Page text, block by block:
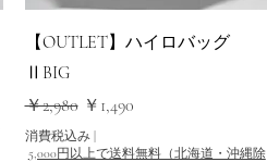
クイックビュー
【OUTLET】ハイロバッグ
ⅡBIG
通常価格
￥2,980 セール価格
￥1,490
消費税込み|
5,000円以上で送料無料（北海道・沖縄除